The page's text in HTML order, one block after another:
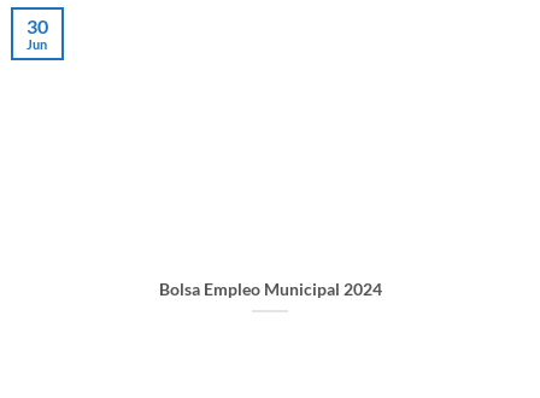
Bolsa Empleo Municipal 2024
30
Jun